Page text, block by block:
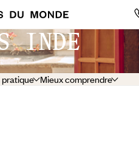
INDE
Mieux comprendre